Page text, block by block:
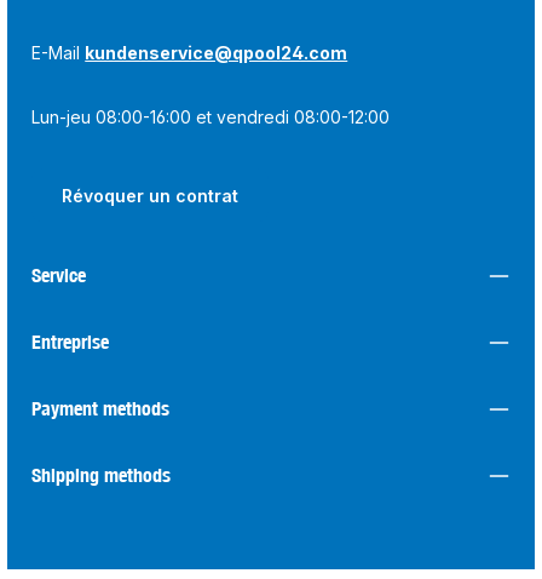
E-Mail kundenservice@qpool24.com
Lun-jeu 08:00-16:00 et vendredi 08:00-12:00
Révoquer un contrat
Service
Entreprise
Payment methods
Shipping methods